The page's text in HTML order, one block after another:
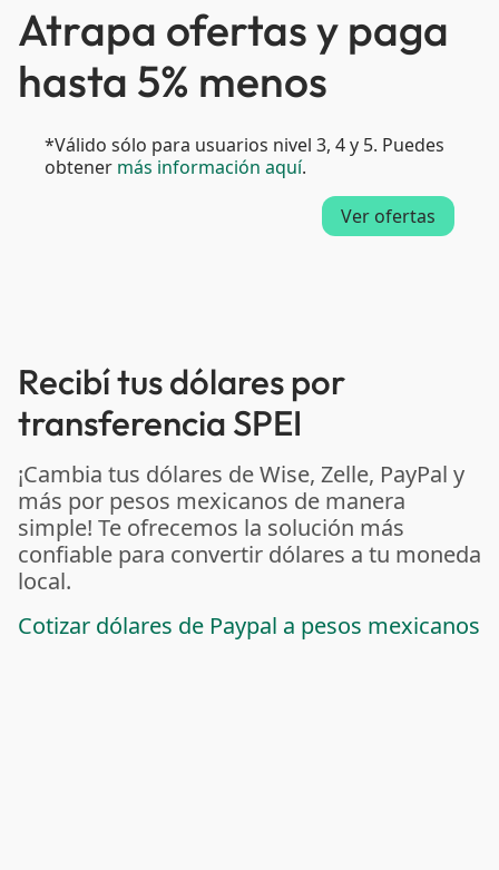
Atrapa ofertas y paga
hasta 5% menos
*Válido sólo para usuarios nivel 3, 4 y 5. Puedes
obtener más información aquí.
Ver ofertas
Recibí tus dólares por
transferencia SPEI
¡Cambia tus dólares de Wise, Zelle, PayPal y
más por pesos mexicanos de manera
simple! Te ofrecemos la solución más
confiable para convertir dólares a tu moneda
local.
Cotizar dólares de Paypal a pesos mexicanos